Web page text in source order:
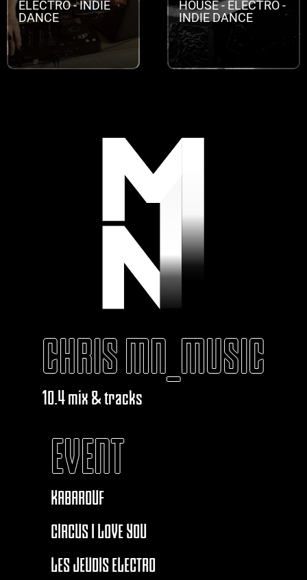
ELECTRO - INDIE
DANCE
HOUSE - ELECTRO -
INDIE DANCE
CHRIS MN_MUSIC
10.4 mix & tracks
EVENT
KABAROUF
CIRCUS I LOVE YOU
LES JEUDIS ELECTRO